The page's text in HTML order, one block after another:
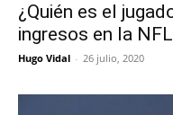
¿Quién es el
ingresos en la
Hugo Vidal - 26 julio, 2020